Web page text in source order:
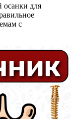
осанки для
с